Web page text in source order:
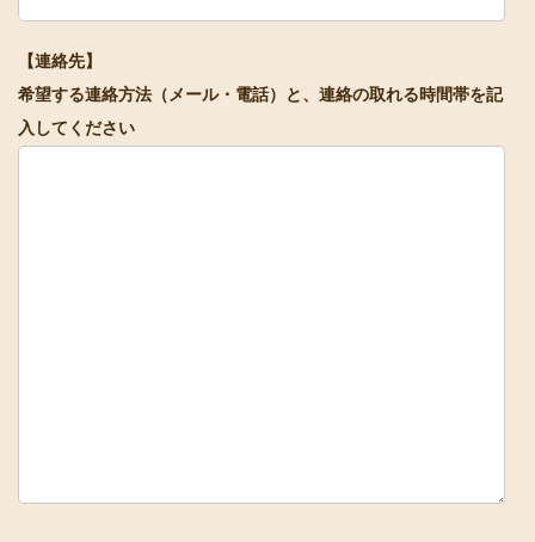
【連絡先】
希望する連絡方法（メール・電話）と、連絡の取れる時間帯を記
入してください